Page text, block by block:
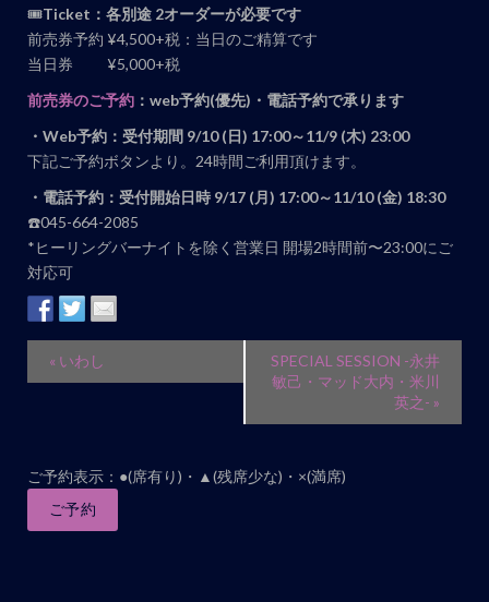
🎟Ticket：各別途 2オーダーが必要です
前売券予約 ¥4,500+税：当日のご精算です
当日券 ¥5,000+税
前売券のご予約：web予約(優先)・電話予約で承ります
・Web予約：受付期間 9/10 (日) 17:00～11/9 (木) 23:00
下記ご予約ボタンより。24時間ご利用頂けます。
・電話予約：受付開始日時 9/17 (月) 17:00～11/10 (金) 18:30
☎️045-664-2085
*ヒーリングバーナイトを除く営業日 開場2時間前〜23:00にご
対応可
ベ
ナ
ビ
ゲ
« いわし
SPECIAL SESSION -永井
敏己・マッド大内・米川
英之- »
ご予約表示：●(席有り)・▲(残席少な)・×(満席)
ご予約